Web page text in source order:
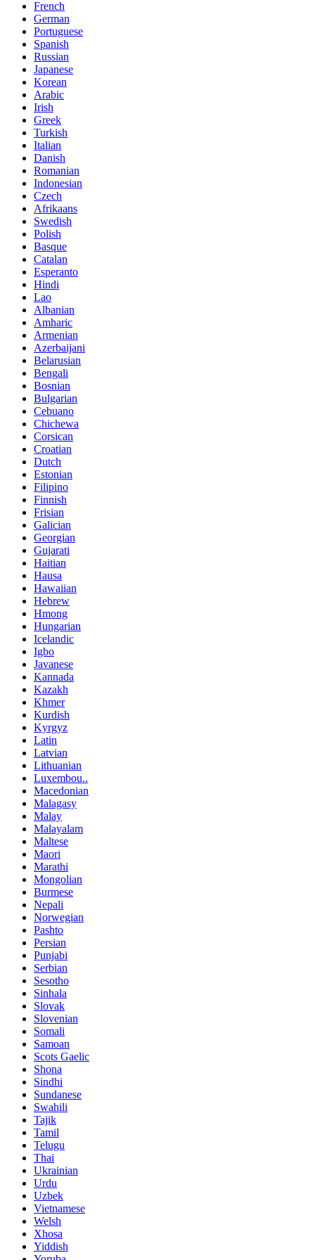
French
German
Portuguese
Spanish
Russian
Japanese
Korean
Arabic
Irish
Greek
Turkish
Italian
Danish
Romanian
Indonesian
Czech
Afrikaans
Swedish
Polish
Basque
Catalan
Esperanto
Hindi
Lao
Albanian
Amharic
Armenian
Azerbaijani
Belarusian
Bengali
Bosnian
Bulgarian
Cebuano
Chichewa
Corsican
Croatian
Dutch
Estonian
Filipino
Finnish
Frisian
Galician
Georgian
Gujarati
Haitian
Hausa
Hawaiian
Hebrew
Hmong
Hungarian
Icelandic
Igbo
Javanese
Kannada
Kazakh
Khmer
Kurdish
Kyrgyz
Latin
Latvian
Lithuanian
Luxembou..
Macedonian
Malagasy
Malay
Malayalam
Maltese
Maori
Marathi
Mongolian
Burmese
Nepali
Norwegian
Pashto
Persian
Punjabi
Serbian
Sesotho
Sinhala
Slovak
Slovenian
Somali
Samoan
Scots Gaelic
Shona
Sindhi
Sundanese
Swahili
Tajik
Tamil
Telugu
Thai
Ukrainian
Urdu
Uzbek
Vietnamese
Welsh
Xhosa
Yiddish